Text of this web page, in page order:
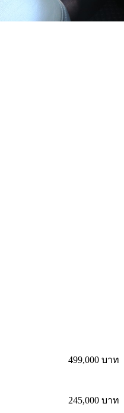
499,000 บาท
245,000 บาท